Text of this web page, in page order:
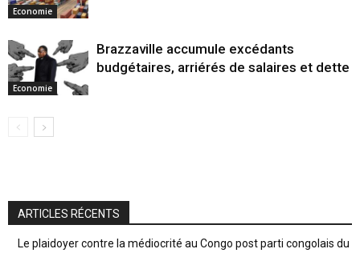
Economie
Economie
Brazzaville accumule excédants
budgétaires, arriérés de salaires et dette
ARTICLES RÉCENTS
Le plaidoyer contre la médiocrité au Congo post parti congolais du